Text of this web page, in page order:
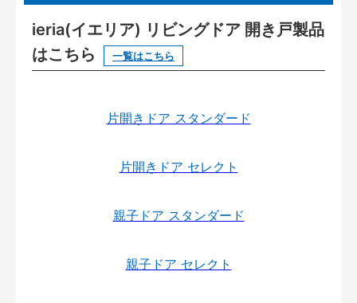
ieria(イエリア) リビングドア 開き戸製品
はこちら
一覧はこちら
片開きドア スタンダード
片開きドア セレクト
親子ドア スタンダード
親子ドア セレクト